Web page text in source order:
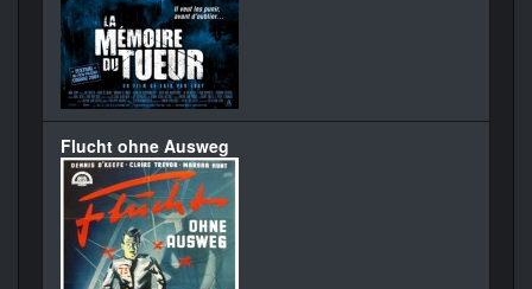
Flucht ohne Ausweg